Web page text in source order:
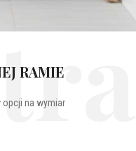
RAMIE
na wymiar